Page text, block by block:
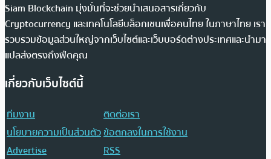
Siam Blockchain มุ่งมั่นที่จะช่วยนำเสนอสารเกี่ยวกับ
Cryptocurrency และเทคโนโลยีบล็อกเชนเพื่อคนไทย ในภาษาไทย เรา
รวบรวมข้อมูลส่วนใหญ่จากเว็บไซต์และเว็บบอร์ดต่างประเทศและนำมา
แปลส่งตรงถึงฟีดคุณ
เกี่ยวกับเว็บไซต์นี้
ทีมงาน
ติดต่อเรา
นโยบายความเป็นส่วนตัวข้อตกลงในการใช้งาน
Advertise
RSS